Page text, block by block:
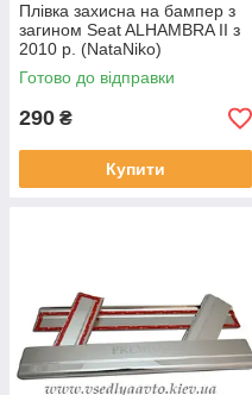
Плівка захисна на бампер з
загином Seat ALHAMBRA II з
2010 р. (NataNiko)
Готово до відправки
290 ₴
Купити